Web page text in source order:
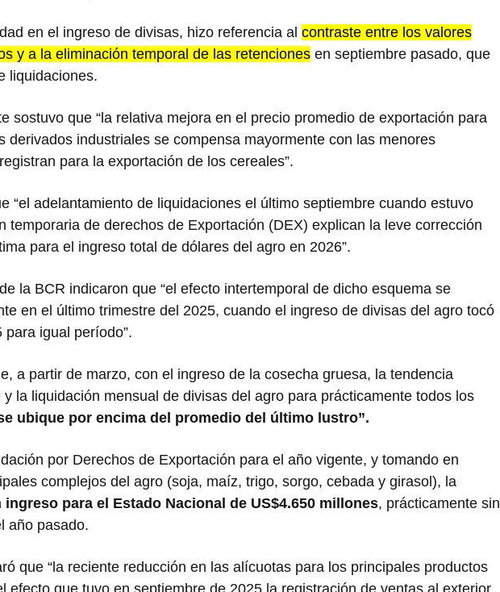
en el ingreso de divisas, hizo referencia al contraste entre los valores
y a la eliminación temporal de las retenciones en septiembre pasado, que
liquidaciones.
sostuvo que “la relativa mejora en el precio promedio de exportación para
derivados industriales se compensa mayormente con las menores
para la exportación de los cereales”.
“el adelantamiento de liquidaciones el último septiembre cuando estuvo
temporaria de derechos de Exportación (DEX) explican la leve corrección
para el ingreso total de dólares del agro en 2026”.
la BCR indicaron que “el efecto intertemporal de dicho esquema se
en el último trimestre del 2025, cuando el ingreso de divisas del agro tocó
igual período”.
a partir de marzo, con el ingreso de la cosecha gruesa, la tendencia
la liquidación mensual de divisas del agro para prácticamente todos los
ubique por encima del promedio del último lustro”.
por Derechos de Exportación para el año vigente, y tomando en
complejos del agro (soja, maíz, trigo, sorgo, cebada y girasol), la
ingreso para el Estado Nacional de US$4.650 millones, prácticamente sin
año pasado.
que “la reciente reducción en las alícuotas para los principales productos